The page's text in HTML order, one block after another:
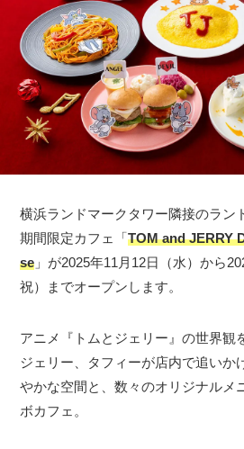
横浜ランドマークタワー隣接のラン
期間限定カフェ「TOM and JERRY
se 」が2025年11月12日（水）から
祝）までオープンします。
アニメ『トムとジェリー』の世界観
ジェリー、タフィーが店内で追いか
やかな空間と、数々のオリジナルメ
ボカフェ。